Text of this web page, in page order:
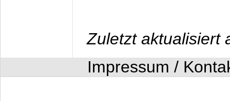
Zuletzt aktualisiert
Impressum /